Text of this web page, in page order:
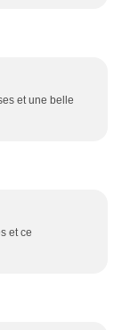
et une belle
et ce